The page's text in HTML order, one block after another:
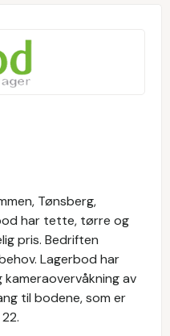
Tønsberg,
har tette, tørre og
pris. Bedriften
Lagerbod har
av
til bodene, som er